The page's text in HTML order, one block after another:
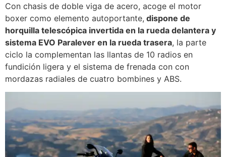
Con chasis de doble viga de acero, acoge el motor
boxer como elemento autoportante, dispone de
horquilla telescópica invertida en la rueda delantera y
sistema EVO Paralever en la rueda trasera, la parte
ciclo la complementan las llantas de 10 radios en
fundición ligera y el sistema de frenada con con
mordazas radiales de cuatro bombines y ABS.